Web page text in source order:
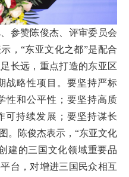
参赞陈俊杰、评审委员会
，“东亚文化之都”是配合
长远，重点打造的东亚区
战略性项目。要坚持严标
性和公平性；要坚持高质
可持续发展；要坚持谋长
。陈俊杰表示，“东亚文化
建的三国文化领域重要品
台，对增进三国民众相互